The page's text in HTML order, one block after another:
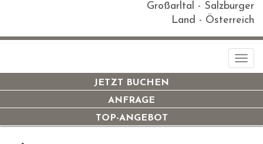
Großarltal - Salzburger
Land - Österreich
JETZT BUCHEN
ANFRAGE
TOP-ANGEBOT